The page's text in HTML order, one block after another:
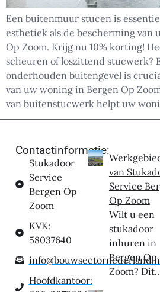
Een buitenmuur stucen is
esthetiek als de bescherming van
Op Zoom. Krijg nu 10% korting!
scheuren of loszittend stucwerk?
onderhouden buitengevel is
van uw woning in Bergen Op
van buitenstucwerk helpt uw
Contactinformatie:
Stukadoor
Service
Bergen Op
Zoom
KVK:
58037640
Hoofdkantoor:
van
Service
Op Zoom
Wilt u een
stukadoor
inhuren in
Bergen Op
Zoom?